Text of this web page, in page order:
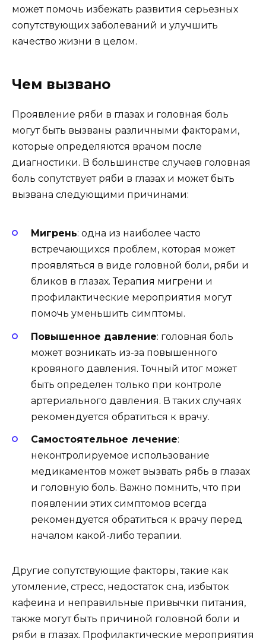
может помочь избежать развития серьезных
сопутствующих заболеваний и улучшить
качество жизни в целом.
Чем вызвано
Проявление ряби в глазах и головная боль
могут быть вызваны различными факторами,
которые определяются врачом после
диагностики. В большинстве случаев головная
боль сопутствует ряби в глазах и может быть
вызвана следующими причинами:
Мигрень: одна из наиболее часто
встречающихся проблем, которая может
проявляться в виде головной боли, ряби и
бликов в глазах. Терапия мигрени и
профилактические мероприятия могут
помочь уменьшить симптомы.
Повышенное давление: головная боль
может возникать из-за повышенного
кровяного давления. Точный итог может
быть определен только при контроле
артериального давления. В таких случаях
рекомендуется обратиться к врачу.
Самостоятельное лечение:
неконтролируемое использование
медикаментов может вызвать рябь в глазах
и головную боль. Важно помнить, что при
появлении этих симптомов всегда
рекомендуется обратиться к врачу перед
началом какой-либо терапии.
Другие сопутствующие факторы, такие как
утомление, стресс, недостаток сна, избыток
кафеина и неправильные привычки питания,
также могут быть причиной головной боли и
ряби в глазах. Профилактические мероприятия